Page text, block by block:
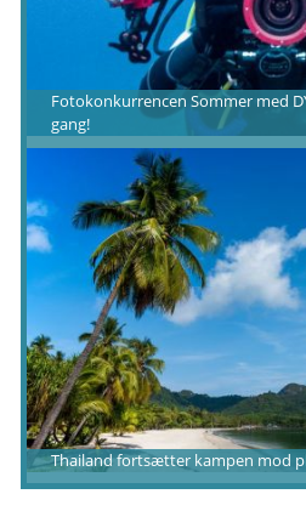
Fotokonkurrencen Sommer med
gang!
Thailand fortsætter kampen mod